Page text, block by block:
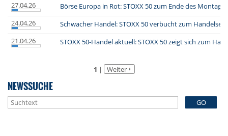
27.04.26
Börse Europa in Rot: STOXX 50 zum Ende des
24.04.26
Schwacher Handel: STOXX 50 verbucht zum
21.04.26
STOXX 50-Handel aktuell: STOXX 50 zeigt sich zum
1 | Weiter
NEWSSUCHE
GO